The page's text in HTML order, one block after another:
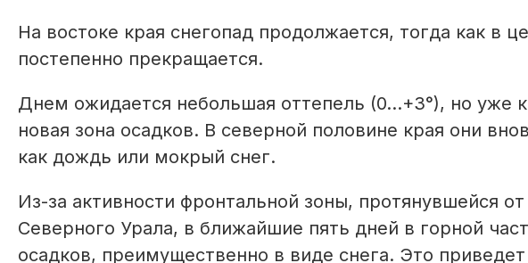
На востоке края снегопад продолжается, тогда как в
постепенно прекращается.
Днем ожидается небольшая оттепель (0…+3°), но уже
новая зона осадков. В северной половине края они
как дождь или мокрый снег.
Из-за активности фронтальной зоны, протянувшейся
Северного Урала, в ближайшие пять дней в горной
осадков, преимущественно в виде снега. Это